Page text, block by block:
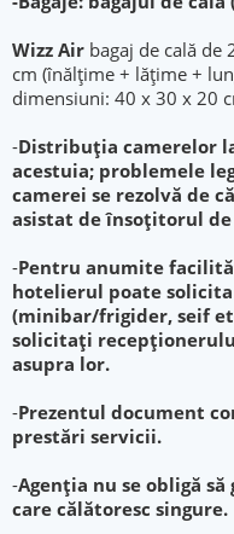
Wizz Air bagaj de cală de
cm (înălţime + lăţime +
dimensiuni: 40 x 30 x 20
-Distribuția camerelor
acestuia; problemele
camerei se rezolvă de
asistat de însoțitorul
-Pentru anumite
hotelierul poate
(minibar/frigider, seif
solicitați
asupra lor.
-Prezentul document
prestări servicii.
-Agenția nu se obligă
care călătoresc singure.